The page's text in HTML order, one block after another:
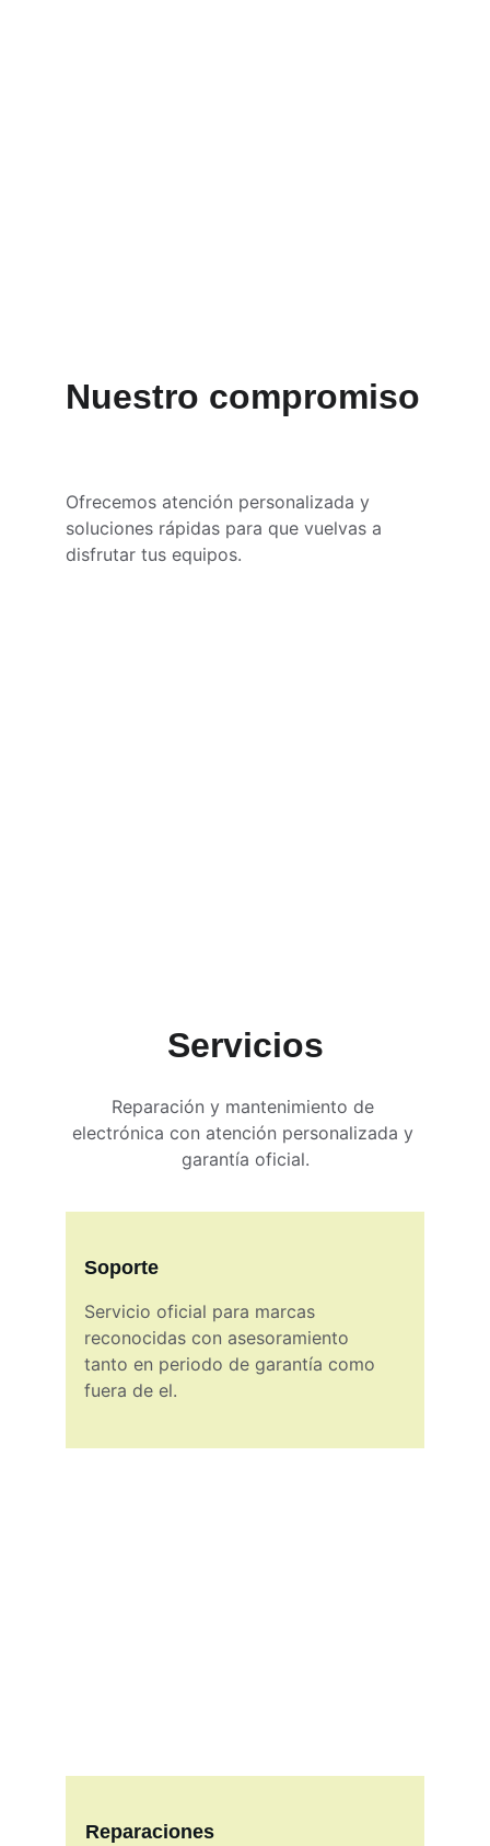
Nuestro compromiso
Ofrecemos atención personalizada y
soluciones rápidas para que vuelvas a
disfrutar tus equipos.
Servicios
Reparación y mantenimiento de
electrónica con atención personalizada y
garantía oficial.
Reparaciones
Soporte
Servicio oficial para marcas
reconocidas con asesoramiento
tanto en periodo de garantía como
fuera de el.